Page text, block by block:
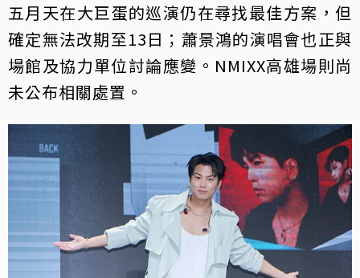
五月天在大巨蛋的巡演仍在尋找最佳方案，但
確定無法改期至13日；蕭景鴻的演唱會也正與
場館及協力單位討論應變。NMIXX高雄場則尚
未公布相關處置。